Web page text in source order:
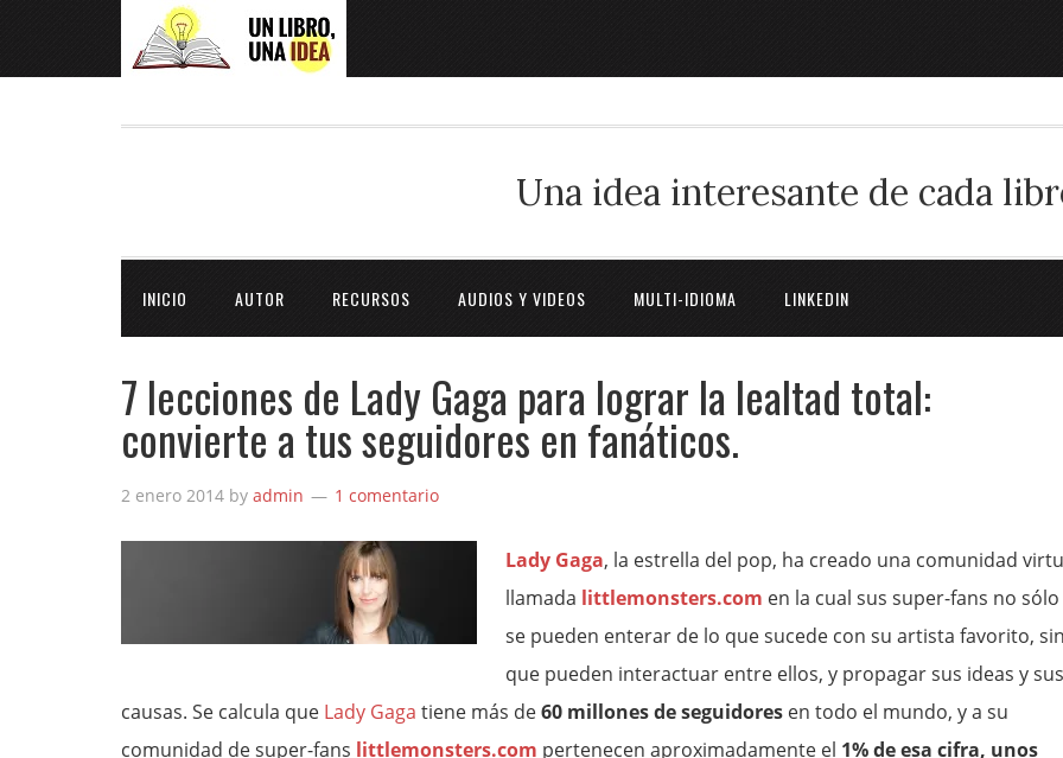
Una idea interesante de cada
INICIO AUTOR RECURSOS AUDIOS Y VIDEOS MULTI-IDIOMA LINKEDIN
7 lecciones de Lady Gaga para lograr la lealtad total:
convierte a tus seguidores en fanáticos.
2 enero 2014 by admin 1 comentario
Lady Gaga, la estrella del pop, ha creado una comunidad
llamada littlemonsters.com en la cual sus super-fans no sólo
se pueden enterar de lo que sucede con su artista favorito,
que pueden interactuar entre ellos, y propagar sus ideas y sus
causas. Se calcula que Lady Gaga tiene más de60 millones de seguidores en todo el mundo, y a su
comunidad de super-fans littlemonsters.com pertenecen aproximadamente el 1% de esa cifra, unos